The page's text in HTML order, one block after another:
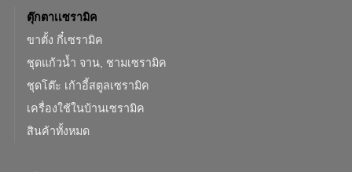
ตุ๊กตาเเซรามิค
ขาตั้ง กี๋เซรามิค
ชุดแก้วน้ำ จาน, ชามเซรามิค
ชุดโต๊ะ เก้าอี้สตูลเซรามิค
เครื่องใช้ในบ้านเซรามิค
สินค้าทั้งหมด